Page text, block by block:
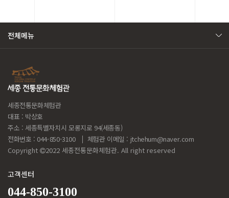
전체메뉴
세종전통문화체험관
대표 : 박상호
주소 : 세종특별자치시 모롱지로 94(세종동)
전화번호 : 044-850-3100
체험관 이메일 : jtchehum@naver.com
Copyright
2022 세종전통문화체험관. All right reserved
고객센터
044-850-3100